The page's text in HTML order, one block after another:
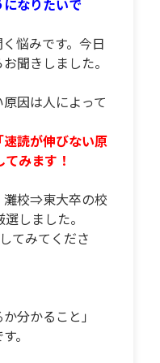
悩みです。今日
聞きしました。
因は人によって
読が伸びない原
みます！
灘校⇒東大卒の校
しました。
してみてくださ
分かること」
。